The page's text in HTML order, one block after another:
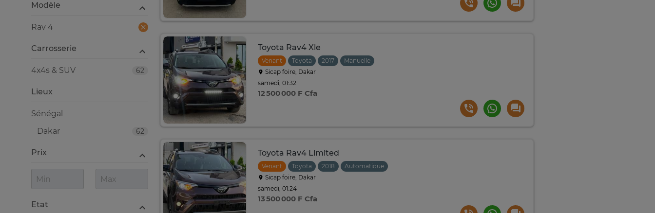
Toyota Rav4 Xle
Venant Toyota 2017
Manuelle
Sicap foire, Dakar
samedi, 01:32
12 500 000 F Cfa
Toyota Rav4 Limited
Venant Toyota 2018
Automatique
Sicap foire, Dakar
samedi, 01:24
13 500 000 F Cfa
Lieux
Sénégal
62
Dakar
Prix
Etat
Modèle
Rav 4
Carrosserie
62
4x4s & SUV